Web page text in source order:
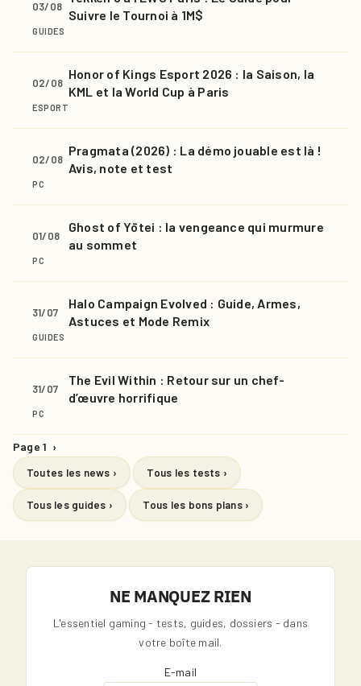
03/08
Suivre le Tournoi à 1M$
GUIDES
02/08
Honor of Kings Esport 2026 : la Saison, la
KML et la World Cup à Paris
ESPORT
02/08
Pragmata (2026) : La démo jouable est là !
Avis, note et test
PC
01/08
Ghost of Yōtei : la vengeance qui murmure
au sommet
PC
31/07
Halo Campaign Evolved : Guide, Armes,
Astuces et Mode Remix
GUIDES
31/07
The Evil Within : Retour sur un chef-
d’œuvre horrifique
PC
Page 1 ›
Toutes les news › Tous les tests ›
Tous les guides › Tous les bons plans ›
NE MANQUEZ RIEN
L'essentiel gaming - tests, guides, dossiers - dans
votre boîte mail.
E-mail